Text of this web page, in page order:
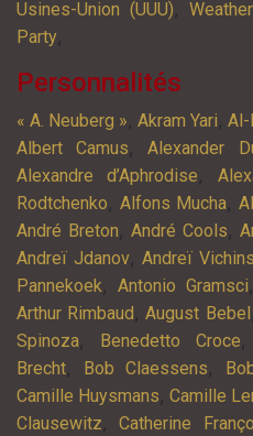
Usines-Union (UUU),
Party,
Personnalités
« A. Neuberg », Akram Yari, Al-
Albert Camus,Alexander
Alexandre d’Aphrodise,
Rodtchenko, Alfons Mucha,
André Breton, André Cools,
Andreï Jdanov, Andreï
Pannekoek,Antonio Gramsci,
Arthur Rimbaud ,August Bebel
Spinoza, Benedetto Croce,
Brecht, Bob Claessens,
Camille Huysmans,Camille
Clausewitz,Catherine